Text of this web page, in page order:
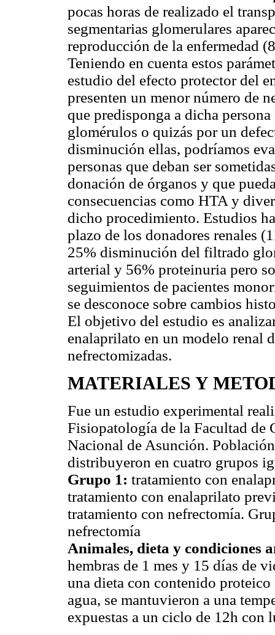
pocas horas de realizado el
segmentarias glomerulares
reproducción de la enfermedad
Teniendo en cuenta estos
estudio del efecto protector del
presenten un menor número de
que predisponga a dicha
glomérulos o quizás por un
disminución ellas, podríamos
personas que deban ser
donación de órganos y que
consecuencias como HTA y
dicho procedimiento. Estudios
plazo de los donadores renales
25% disminución del filtrado
arterial y 56% proteinuria pero
seguimientos de pacientes
se desconoce sobre cambios
El objetivo del estudio es
enalaprilato en un modelo renal
nefrectomizadas.
MATERIALES Y
Fue un estudio experimental
Fisiopatología de la Facultad de
Nacional de Asunción.
distribuyeron en cuatro grupos
Grupo 1: tratamiento con
tratamiento con enalaprilato
tratamiento con nefrectomía.
nefrectomía
Animales, dieta y condiciones
hembras de 1 mes y 15 días de
una dieta con contenido
agua, se mantuvieron a una
expuestas a un ciclo de 12h con